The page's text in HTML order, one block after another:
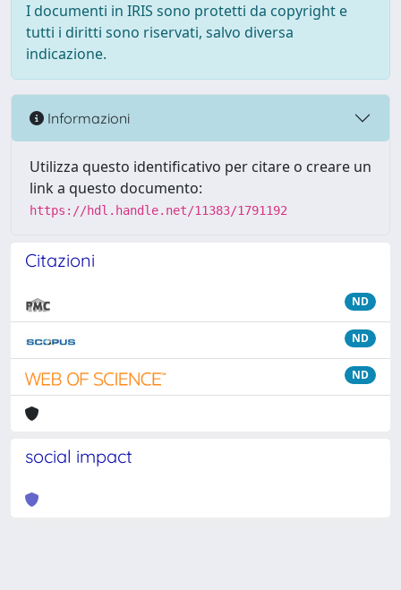
I documenti in IRIS sono protetti da copyright e
tutti i diritti sono riservati, salvo diversa
indicazione.
Informazioni
Utilizza questo identificativo per citare o creare un
link a questo documento:
https://hdl.handle.net/11383/1791192
Citazioni
ND
ND
ND
social impact